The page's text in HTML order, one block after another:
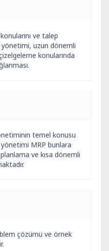
ve talep
uzun dönemli
konularında
temel konusu
MRP bunlara
ve kısa dönemli
çözümü ve örnek